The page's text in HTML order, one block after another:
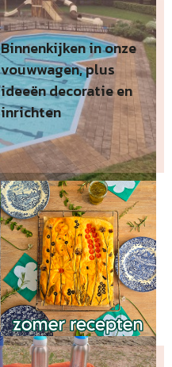
Binnenkijken in onze
vouwwagen, plus
ideeën decoratie en
inrichten